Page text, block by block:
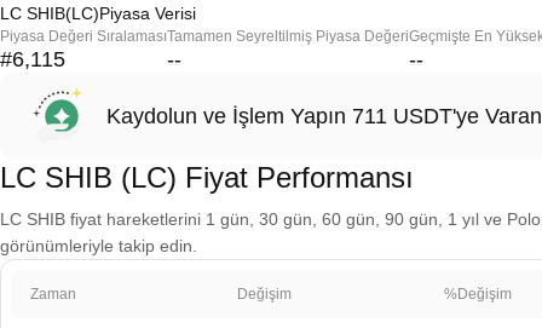
LC SHIB(LC)Piyasa Verisi
Piyasa Değeri Sıralaması
#6,115
Tamamen Seyreltilmiş Piyasa Değeri
--
Geçmişte En
--
Kaydolun ve İşlem Yapın 711 USDT'ye
LC SHIB (LC) Fiyat Performansı
LC SHIB fiyat hareketlerini 1 gün, 30 gün, 60 gün, 90 gün, 1 yıl ve
görünümleriyle takip edin.
Zaman Değişim %Değişim